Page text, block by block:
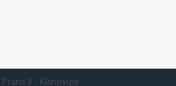
Praha 9 - Klánovice